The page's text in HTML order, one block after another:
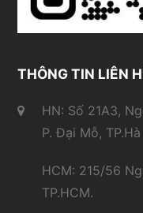
THÔNG TIN LIÊN
HN: Số 21A3,
P. Đại Mỗ,
HCM: 215/56
TP.HCM.